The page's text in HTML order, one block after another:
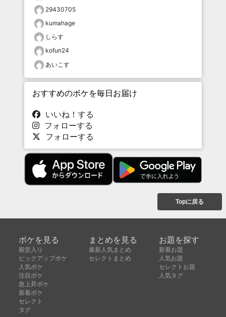
29430705
kumahage
しらす
kofun24
あいこす
おすすめのボケを毎日お届け
いいね！する
フォローする
フォローする
Topに戻る
ボケを見る
殿堂入り
ピックアップボケ
人気ボケ
注目ボケ
急上昇ボケ
新着ボケ
セレクト
タグ
まとめを見る
最新人気まとめ
セレクトまとめ
お題を探す
新着お題
人気お題
セレクトお題
人気タグ